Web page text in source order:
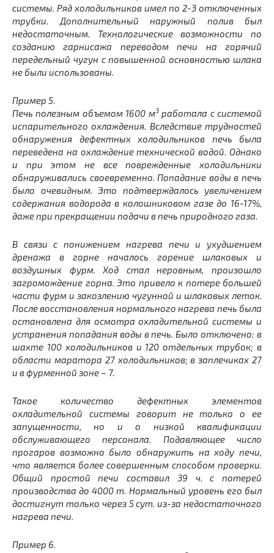
системы. Ряд холодильников имел по 2-3 отключенных
трубки. Дополнительный наружный полив был
недостаточным. Технологические возможности по
созданию гарнисажа переводом печи на горячий
передельный чугун с повышенной основностью шлака
не были использованы.
Пример 5.
Печь полезным объемом 1600 м3работала с системой
испарительного охлаждения. Вследствие трудностей
обнаружения дефектных холодильников печь была
переведена на охлаждение технической водой. Однако
и при этом не все поврежденные холодильники
обнаруживались своевременно. Попадание воды в печь
было очевидным. Это подтверждалось увеличением
содержания водорода в колошниковом газе до 16-17%,
даже при прекращении подачи в печь природного газа.
В связи с понижением нагрева печи и ухудшением
дренажа в горне началось горение шлаковых и
воздушных фурм. Ход стал неровным, произошло
загромождение горна. Это привело к потере большей
части фурм и закозлению чугунной и шлаковых леток.
После восстановления нормального нагрева печь была
остановлена для осмотра охладительной системы и
устранения попадания воды в печь. Было отключено: в
шахте 100 холодильников и 120 отдельных трубок; в
области маратора 27 холодильников; в заплечиках 27
и в фурменной зоне – 7.
Такое количество дефектных элементов
охладительной системы говорит не только о ее
запущенности, но и о низкой квалификации
обслуживающего персонала. Подавляющее число
прогаров возможно было обнаружить на ходу печи,
что является более совершенным способом проверки.
Общий простой печи составил 39 ч. с потерей
производства до 4000 т. Нормальный уровень его был
достигнут только через 5 сут. из-за недостаточного
нагрева печи.
Пример 6.